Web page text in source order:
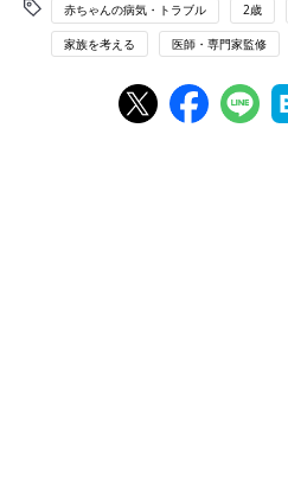
赤ちゃんの病気・トラブル 2歳
家族を考える 医師・専門家監修